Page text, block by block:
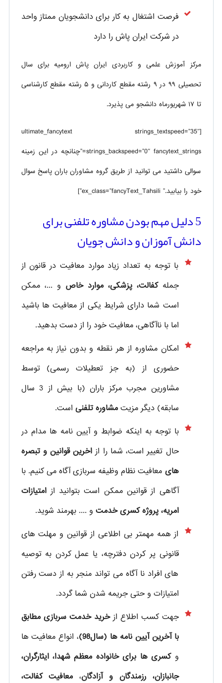
فرصت اشتغال به کار برای دانشجویان ممتاز واحد
در شرکت ایران پاش را دارد
مرکز آموزش علمی و کاربردی ایران پاش ارومیه برای سال
تحصیلی ۹۹ در ۹ رشته مقطع کاردانی و ۵ رشته مقطع کارشناسی
تا ۱۷ شهریورماه دانشجو می پذیرد.
[ultimate_fancytext strings_textspeed=”35″
strings_backspeed=”0″ fancytext_strings=”چنانچه در این زمینه
سوالی داشتید می توانید از طریق گروه مشاوران باران پاسخ سوال
خود را بیابید.” ex_class=”fancyText_Tahsili”]
5 دلیل مهم بودن مشاوره تلفنی برای
دانش آموزان و دانش جویان
با توجه به تعداد زیاد موارد معافیت در قانون از
جملهکفالت، پزشکی، موارد خاص و ...، ممکن
است شما دارای شرایط یکی از معافیت ها باشید
اما با ناآگاهی، معافیت خود را از دست بدهید.
امکان مشاوره از هر نقطه و بدون نیاز به مراجعه
حضوری از
(به جز تعطیلات رسمی) توسط
مشاورین مجرب مرکز باران (با بیش از 3 سال
سابقه) دیگر مزیتمشاوره تلفنی است.
با توجه به اینکه ضوابط و آیین نامه ها مدام در
حال تغییر است، شما را از اخرین قوانین و تبصره
های معافیت نظام وظیفه سربازی آگاه می کنیم. با
آگاهی از قوانین ممکن است بتوانید از امتیازات
امریه، پروژه کسری خدمت و .... بهرمند شوید.
از همه مهمتر بی اطلاعی از قوانین و مهلت های
قانونی پر کردن دفترچه، یا عمل کردن به توصیه
های افراد نا آگاه می تواند منجر به از دست رفتن
امتیازات و حتی جریمه شدن شما گردد.
جهت کسب اطلاع از خرید خدمت سربازی مطابق
با آخرین آیین نامه ها (سال98)
، انواع معافیت ها
و کسری ها برای خانواده معظم شهدا، ایثارگران،
جانبازان، رزمندگان و آزادگان، معافیت کفالت،